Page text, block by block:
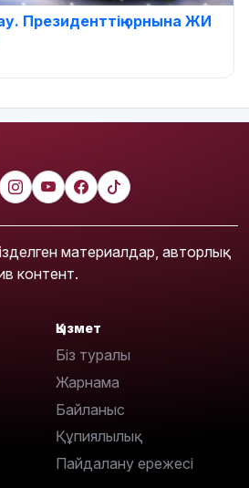
Президенттің орнына ЖИ
материалдар, авторлық
контент.
Қызмет
Біз туралы
Жарнама
Байланыс
Құпиялылық
Пайдалану ережесі